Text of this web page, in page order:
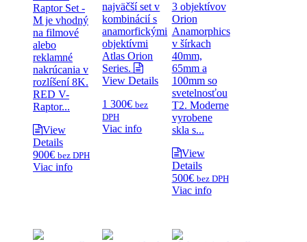
Raptor Set -
M je vhodný
na filmové
alebo
reklamné
nakrúcania v
rozlíšení 8K.
RED V-
Raptor...
View
Details
900€ bez DPH
Viac info
najväčší set v
kombinácií s
anamorfickými
objektívmi
Atlas Orion
Series.
View Details
1 300€ bez
DPH
Viac info
3 objektívov
Orion
Anamorphics
v šírkach
40mm,
65mm a
100mm so
svetelnosťou
T2. Moderne
vyrobene
skla s...
View
Details
500€ bez DPH
Viac info